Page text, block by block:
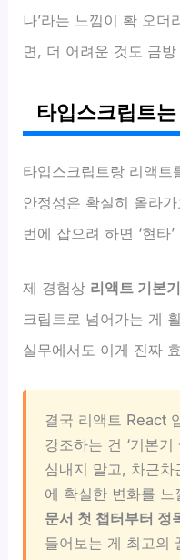
나’라는 느낌이 확 오더
면, 더 어려운 것도 금
타입스크립트
타입스크립트랑 리액트
안정성은 확실히 올라
번에 잡으려 하면 ‘현타
제 경험상 리액트 기본
크립트로 넘어가는 게
실무에서도 이게 진짜
결국 리액트 React
강조하는 건 ‘기본
심내지 말고, 차근
에 확실한 변화를 느
문서 첫 챕터부터 정
들어보는 게 최고의